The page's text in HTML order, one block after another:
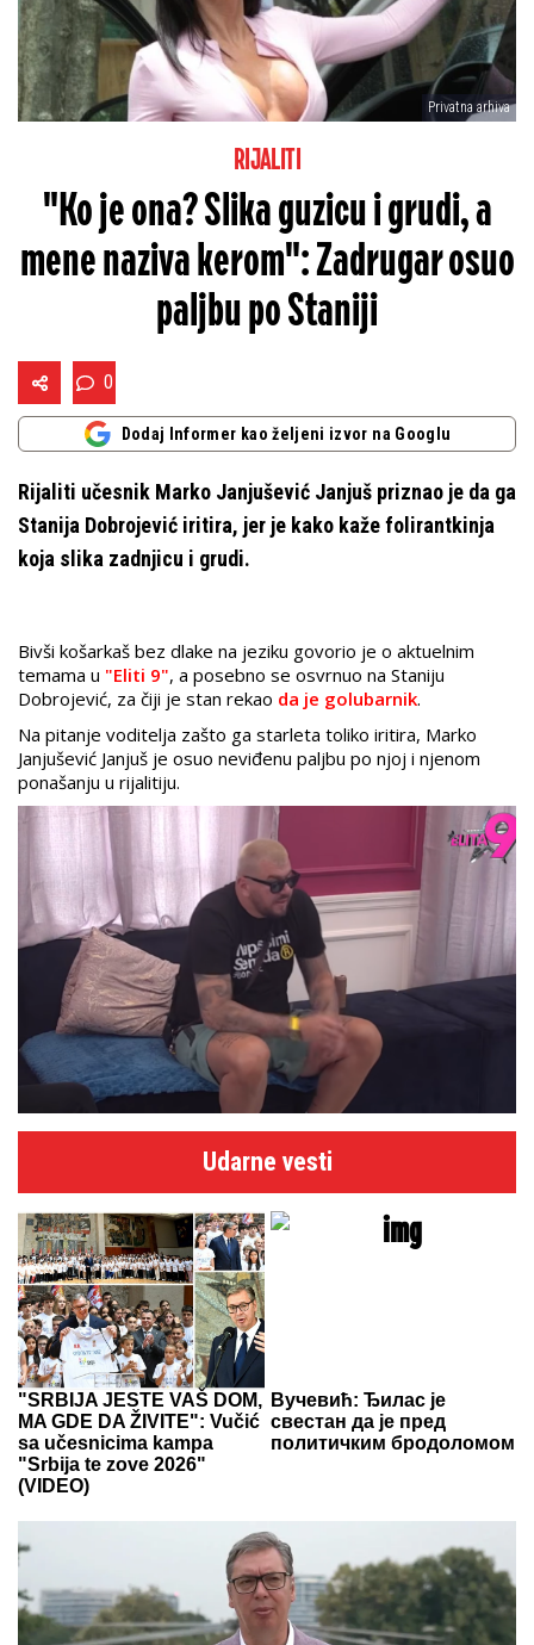
Privatna arhiva
RIJALITI
"Ko je ona? Slika guzicu i grudi, a
mene naziva kerom": Zadrugar osuo
paljbu po Staniji
0
Dodaj Informer kao željeni izvor na Googlu
Rijaliti učesnik Marko Janjušević Janjuš priznao je da ga
Stanija Dobrojević iritira, jer je kako kaže folirantkinja
koja slika zadnjicu i grudi.
Bivši košarkaš bez dlake na jeziku govorio je o aktuelnim
temama u "Eliti 9", a posebno se osvrnuo na Staniju
Dobrojević, za čiji je stan rekao da je golubarnik.
Na pitanje voditelja zašto ga starleta toliko iritira, Marko
Janjušević Janjuš je osuo neviđenu paljbu po njoj i njenom
ponašanju u rijalitiju.
Udarne vesti
"SRBIJA JESTE VAŠ DOM,
MA GDE DA ŽIVITE": Vučić
sa učesnicima kampa
"Srbija te zove 2026"
(VIDEO)
Вучевић: Ђилас је
свестан да је пред
политичким бродоломом